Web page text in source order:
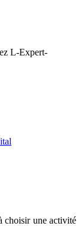
L-Expert-
choisir une activité